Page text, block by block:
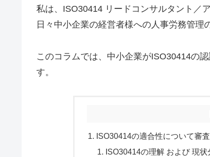
私は、ISO30414 リードコンサルタント／
日々中小企業の経営者様への人事労務管理
このコラムでは、中小企業がISO30414の
す。
ISO30414の適合性について審
ISO30414の理解 および 現状